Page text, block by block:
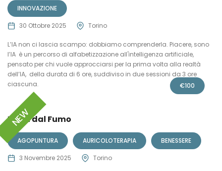
INNOVAZIONE
30 Ottobre 2025 Torino
L’IA non ci lascia scampo: dobbiamo comprenderla. Piacere, sono
l’IA è un percorso di alfabetizzazione all'intelligenza artificiale,
pensato per chi vuole approcciarsi per la prima volta alla realtà
dell’IA, della durata di 6 ore, suddiviso in due sessioni da 3 ore
ciascuna.
NEW
€100
Liberi dal Fumo
AGOPUNTURA AURICOLOTERAPIA BENESSERE
3 Novembre 2025 Torino